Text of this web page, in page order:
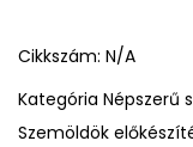
Cikkszám: N/A
Kategória Népszerű
Szemöldök